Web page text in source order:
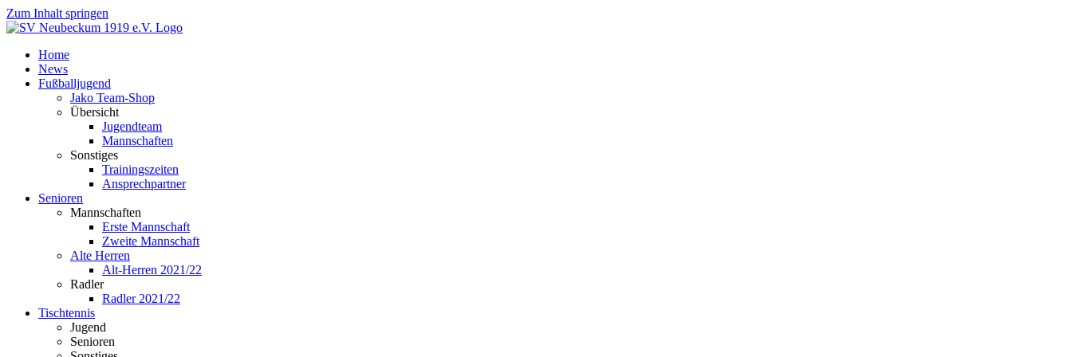
Zum Inhalt springen
Home
News
Fußballjugend
Jako Team-Shop
Übersicht
Jugendteam
Mannschaften
Sonstiges
Trainingszeiten
Ansprechpartner
Senioren
Mannschaften
Erste Mannschaft
Zweite Mannschaft
Alte Herren
Alt-Herren 2021/22
Radler
Radler 2021/22
Tischtennis
Jugend
Senioren